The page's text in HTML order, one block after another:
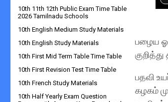
பழைய
பதவி
கழகம்
10th 11th 12th Public Exam Time Table
2026 Tamilnadu Schools
10th English Medium Study Materials
10th English Study Materials
10th First Mid Term Table Time Table
10th First Revision Test Time Table
10th French Study Materials
10th Half Yearly Exam Question